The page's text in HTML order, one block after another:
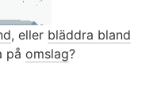
, eller bläddra bland
på omslag?